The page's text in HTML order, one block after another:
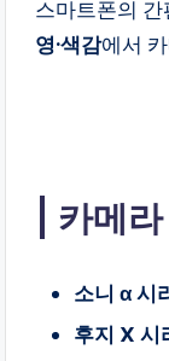
스마트폰의
영·색감에서
카메
소니 α 시
후지 X 시